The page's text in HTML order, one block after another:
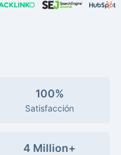
100%
Satisfacción
4 Million+